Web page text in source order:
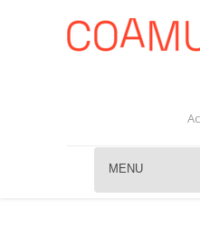
MENU